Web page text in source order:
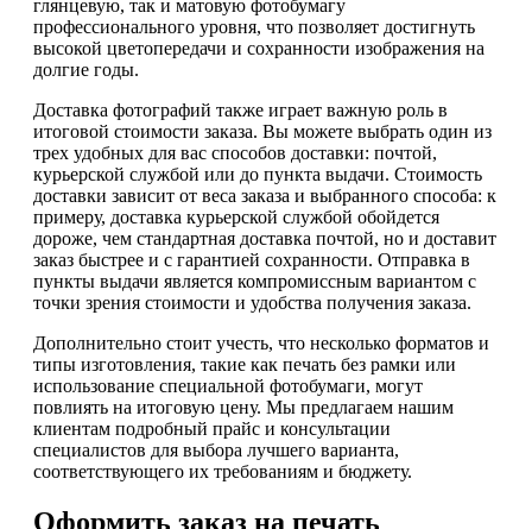
глянцевую, так и матовую фотобумагу
профессионального уровня, что позволяет достигнуть
высокой цветопередачи и сохранности изображения на
долгие годы.
Доставка фотографий также играет важную роль в
итоговой стоимости заказа. Вы можете выбрать один из
трех удобных для вас способов доставки: почтой,
курьерской службой или до пункта выдачи. Стоимость
доставки зависит от веса заказа и выбранного способа: к
примеру, доставка курьерской службой обойдется
дороже, чем стандартная доставка почтой, но и доставит
заказ быстрее и с гарантией сохранности. Отправка в
пункты выдачи является компромиссным вариантом с
точки зрения стоимости и удобства получения заказа.
Дополнительно стоит учесть, что несколько форматов и
типы изготовления, такие как печать без рамки или
использование специальной фотобумаги, могут
повлиять на итоговую цену. Мы предлагаем нашим
клиентам подробный прайс и консультации
специалистов для выбора лучшего варианта,
соответствующего их требованиям и бюджету.
Оформить заказ на печать